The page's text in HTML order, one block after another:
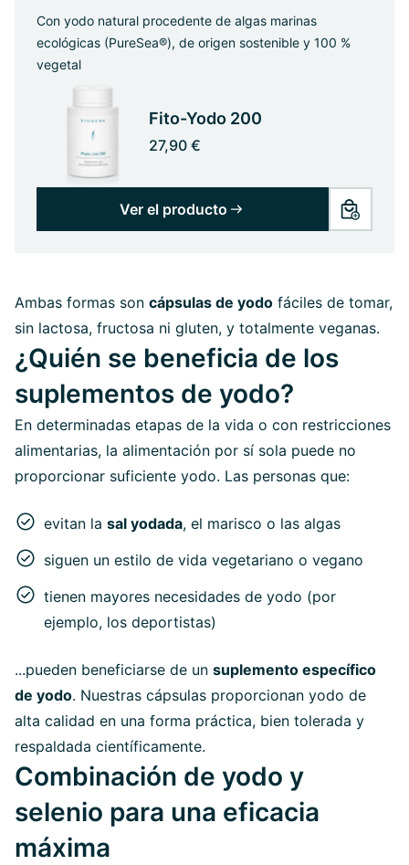
Con yodo natural procedente de algas marinas
ecológicas (PureSea®), de origen sostenible y 100 %
vegetal
Fito-Yodo 200
27,90 €
Ver el producto
Ambas formas son cápsulas de yodo fáciles de tomar,
sin lactosa, fructosa ni gluten, y totalmente veganas.
¿Quién se beneficia de los
suplementos de yodo?
En determinadas etapas de la vida o con restricciones
alimentarias, la alimentación por sí sola puede no
proporcionar suficiente yodo. Las personas que:
evitan la sal yodada, el marisco o las algas
siguen un estilo de vida vegetariano o vegano
tienen mayores necesidades de yodo (por
ejemplo, los deportistas)
...pueden beneficiarse de un suplemento específico
de yodo. Nuestras cápsulas proporcionan yodo de
alta calidad en una forma práctica, bien tolerada y
respaldada científicamente.
Combinación de yodo y
selenio para una eficacia
máxima